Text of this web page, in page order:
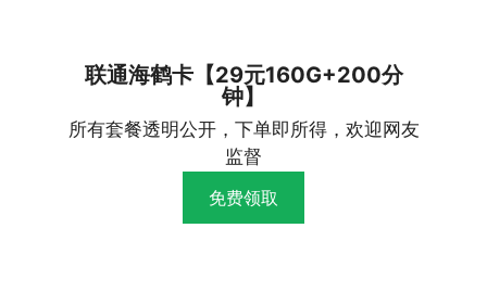
联通海鹤卡【29元160G+200分
钟】
所有套餐透明公开，下单即所得，欢迎网友
监督
免费领取